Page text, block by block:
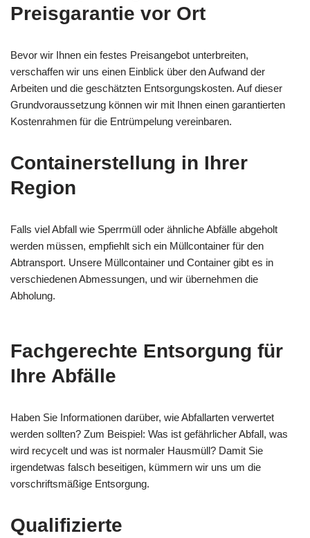
Preisgarantie vor Ort
Bevor wir Ihnen ein festes Preisangebot unterbreiten,
verschaffen wir uns einen Einblick über den Aufwand der
Arbeiten und die geschätzten Entsorgungskosten. Auf dieser
Grundvoraussetzung können wir mit Ihnen einen garantierten
Kostenrahmen für die Entrümpelung vereinbaren.
Containerstellung in Ihrer
Region
Falls viel Abfall wie Sperrmüll oder ähnliche Abfälle abgeholt
werden müssen, empfiehlt sich ein Müllcontainer für den
Abtransport. Unsere Müllcontainer und Container gibt es in
verschiedenen Abmessungen, und wir übernehmen die
Abholung.
Fachgerechte Entsorgung für
Ihre Abfälle
Haben Sie Informationen darüber, wie Abfallarten verwertet
werden sollten? Zum Beispiel: Was ist gefährlicher Abfall, was
wird recycelt und was ist normaler Hausmüll? Damit Sie
irgendetwas falsch beseitigen, kümmern wir uns um die
vorschriftsmäßige Entsorgung.
Qualifizierte